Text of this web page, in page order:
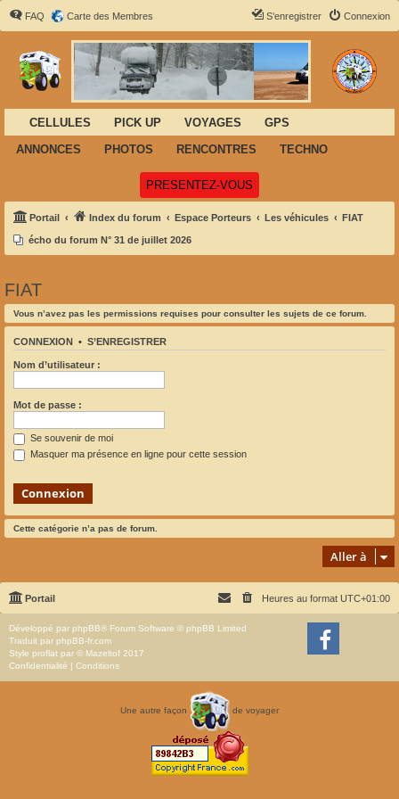
FAQ Carte des Membres Connexion
S’enregistrer
CELLULES PICK UP VOYAGES
GPS
ANNONCES
PHOTOS RENCONTRES TECHNO
PRESENTEZ-VOUS
Portail Index du forum Espace Porteurs Les véhicules FIAT
écho du forum N° 31 de juillet 2026
FIAT
Vous n’avez pas les permissions requises pour consulter les sujets de ce forum.
CONNEXION • S’ENREGISTRER
Nom d’utilisateur :
Mot de passe :
Se souvenir de moi
Masquer ma présence en ligne pour cette session
Cette catégorie n’a pas de forum.
Aller à
Portail Heures au format UTC+01:00
Développé par phpBB® Forum Software © phpBB Limited
Traduit par phpBB-fr.com
Style proflat par © Mazeltof 2017
Confidentialité | Conditions
Une autre façon de voyager